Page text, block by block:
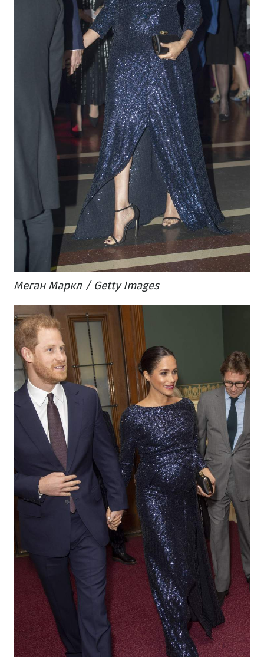
Меган Маркл / Getty Images